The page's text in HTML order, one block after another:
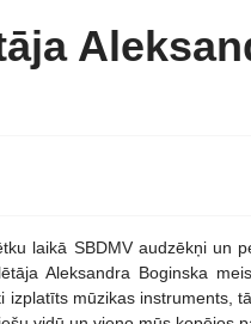
laikā SBDMV audzēkņi
Aleksandra Boginska
mūzikas instruments,